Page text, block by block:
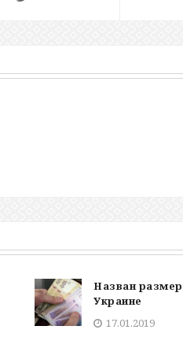
Назван
Украине
17.01.2019